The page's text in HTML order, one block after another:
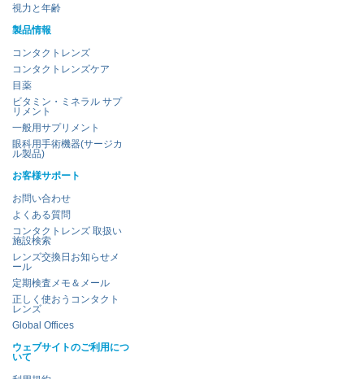
視力と年齢
製品情報
コンタクトレンズ
コンタクトレンズケア
目薬
ビタミン・ミネラル サプ
リメント
一般用サプリメント
眼科用手術機器(サージカ
ル製品)
お客様サポート
お問い合わせ
よくある質問
コンタクトレンズ 取扱い
施設検索
レンズ交換日お知らせメ
ール
定期検査メモ＆メール
正しく使おうコンタクト
レンズ
Global Offices
ウェブサイトのご利用につ
いて